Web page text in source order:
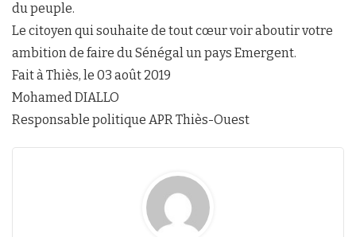
du peuple.
Le citoyen qui souhaite de tout cœur voir aboutir votre
ambition de faire du Sénégal un pays Emergent.
Fait à Thiès, le 03 août 2019
Mohamed DIALLO
Responsable politique APR Thiès-Ouest